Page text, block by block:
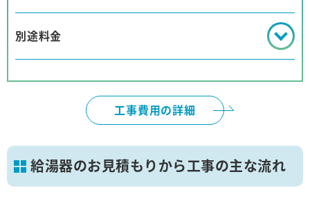
別途料金
工事費用の詳細
給湯器のお見積もりから工事の主な流れ